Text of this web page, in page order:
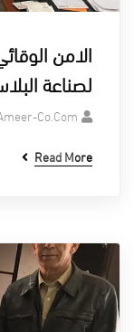
الامن
لصناعة
Co.com
Read More